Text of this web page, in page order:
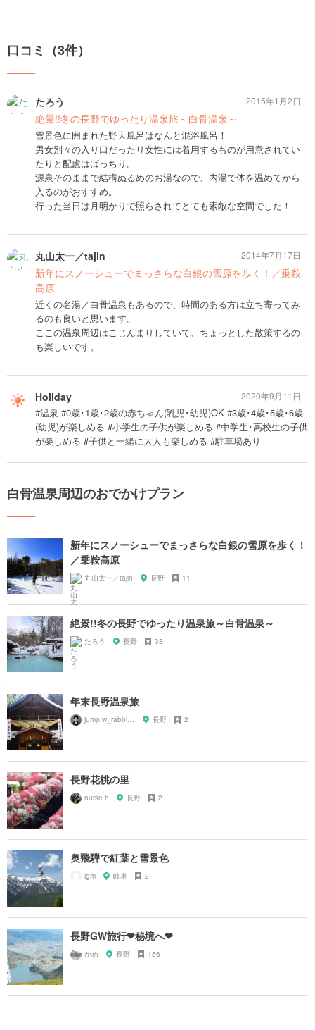
口コミ（3件）
たろう
絶景!!冬の長野でゆったり温泉旅～白骨温泉～
雪景色に囲まれた野天風呂はなんと混浴風呂！
男女別々の入り口だったり女性には着用するものが用意されてい
たりと配慮はばっちり。
源泉そのままで結構ぬるめのお湯なので、内湯で体を温めてから
入るのがおすすめ。
行った当日は月明かりで照らされてとても素敵な空間でした！
2015年1月2日
丸山太一／tajin
新年にスノーシューでまっさらな白銀の雪原を歩く！／乗鞍
高原
近くの名湯／白骨温泉もあるので、時間のある方は立ち寄ってみ
るのも良いと思います。
ここの温泉周辺はこじんまりしていて、ちょっとした散策するの
も楽しいです。
2014年7月17日
Holiday
#温泉 #0歳･1歳･2歳の赤ちゃん(乳児･幼児)OK #3歳･4歳･5歳･6歳
(幼児)が楽しめる #小学生の子供が楽しめる #中学生･高校生の子供
が楽しめる #子供と一緒に大人も楽しめる #駐車場あり
2020年9月11日
白骨温泉周辺のおでかけプラン
新年にスノーシューでまっさらな白銀の雪原を歩く！
／乗鞍高原
丸山太一／tajin 長野 11
絶景!!冬の長野でゆったり温泉旅～白骨温泉～
たろう 長野 38
年末長野温泉旅
長野 2
長野花桃の里
nurse.h 長野 2
奥飛騨で紅葉と雪景色
igm 岐阜 2
長野GW旅行❤秘境へ❤
かめ 長野 156